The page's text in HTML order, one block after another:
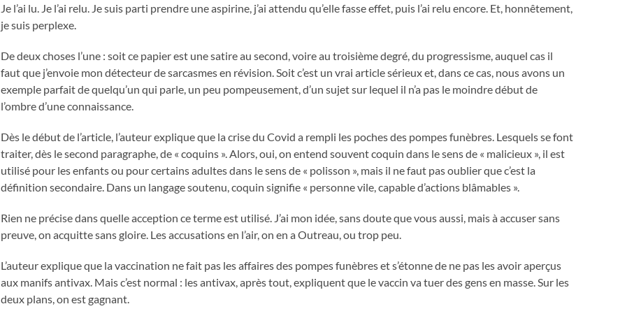
Je l’ai lu. Je l’ai relu. Je suis parti prendre une aspirine, j’ai attendu qu’elle fasse effet, puis l’ai relu encore. Et, honnêtement,
je suis perplexe.
De deux choses l’une : soit ce papier est une satire au second, voire au troisième degré, du progressisme, auquel cas il
faut que j’envoie mon détecteur de sarcasmes en révision. Soit c’est un vrai article sérieux et, dans ce cas, nous avons un
exemple parfait de quelqu’un qui parle, un peu pompeusement, d’un sujet sur lequel il n’a pas le moindre début de
l’ombre d’une connaissance.
Dès le début de l’article, l’auteur explique que la crise du Covid a rempli les poches des pompes funèbres. Lesquels se font
traiter, dès le second paragraphe, de « coquins ». Alors, oui, on entend souvent coquin dans le sens de « malicieux », il est
utilisé pour les enfants ou pour certains adultes dans le sens de « polisson », mais il ne faut pas oublier que c’est la
définition secondaire. Dans un langage soutenu, coquin signifie « personne vile, capable d’actions blâmables ».
Rien ne précise dans quelle acception ce terme est utilisé. J’ai mon idée, sans doute que vous aussi, mais à accuser sans
preuve, on acquitte sans gloire. Les accusations en l’air, on en a Outreau, ou trop peu.
L’auteur explique que la vaccination ne fait pas les affaires des pompes funèbres et s’étonne de ne pas les avoir aperçus
aux manifs antivax. Mais c’est normal : les antivax, après tout, expliquent que le vaccin va tuer des gens en masse. Sur les
deux plans, on est gagnant.